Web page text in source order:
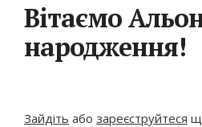
Вітаємо
народження!
Зайдіть або зареєструйтеся